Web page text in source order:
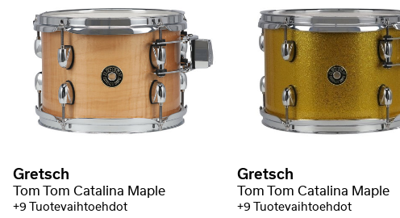
Gretsch
Tom Tom Catalina Maple
+9 Tuotevaihtoehdot
Gretsch
Tom Tom Catalina Maple
+9 Tuotevaihtoehdot